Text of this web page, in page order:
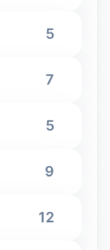
5
7
5
9
12